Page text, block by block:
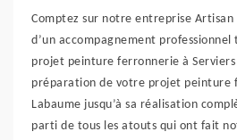
Comptez sur notre entreprise
d’un accompagnement
projet peinture ferronnerie à Serviers
préparation de votre projet peinture
Labaume jusqu’à sa réalisation
parti de tous les atouts qui ont fait